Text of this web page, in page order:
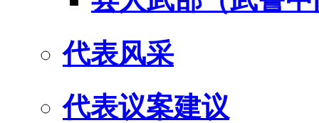
代表风采
代表议案建议